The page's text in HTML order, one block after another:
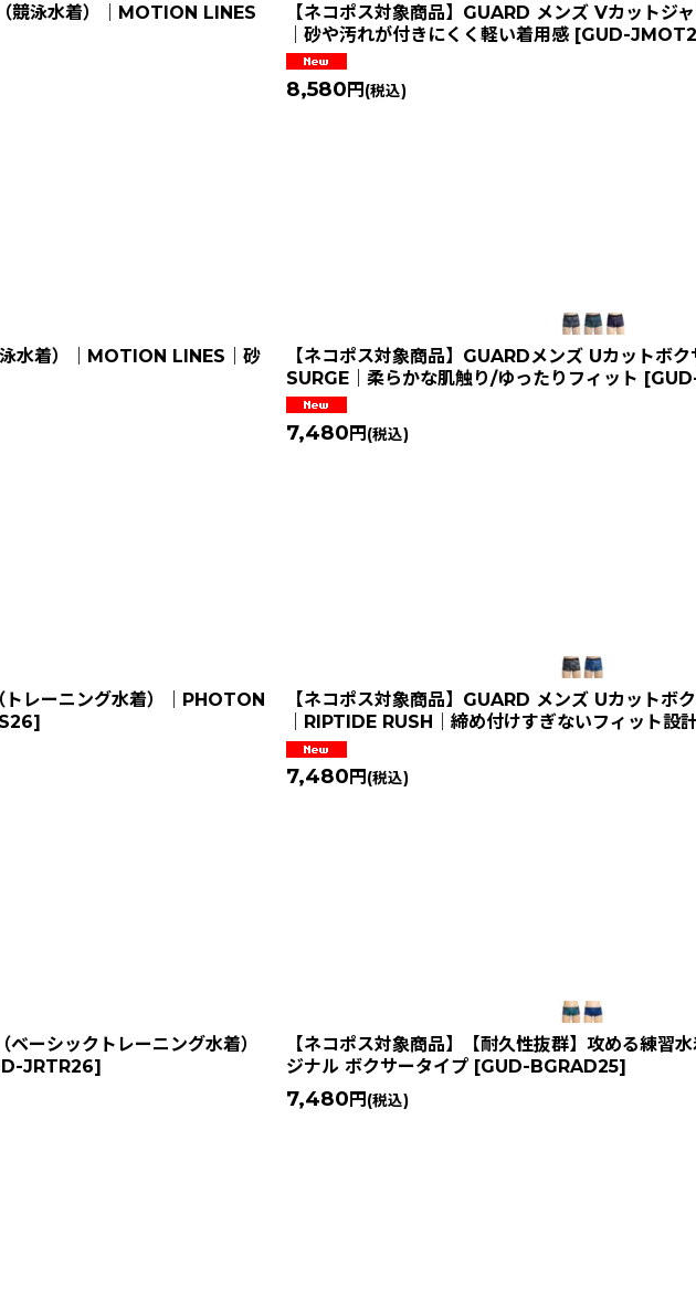
競泳水着）｜MOTION LINES
【ネコポス対象商品】GUARD メンズ Vカット
｜砂や汚れが付きにくく軽い着用感 [GUD-
8,580 円 (税込)
水着）｜MOTION LINES｜砂
【ネコポス対象商品】GUARDメンズ Uカットボ
SURGE｜柔らかな肌触り/ゆったりフィット [
7,480 円 (税込)
トレーニング水着）｜PHOTON
]
【ネコポス対象商品】GUARD メンズ Uカットボ
｜RIPTIDE RUSH｜締め付けすぎないフィット設
7,480 円 (税込)
ーシックトレーニング水着）
JRTR26]
【ネコポス対象商品】【耐久性抜群】攻める練
ジナル ボクサータイプ [GUD-BGRAD25]
7,480 円 (税込)